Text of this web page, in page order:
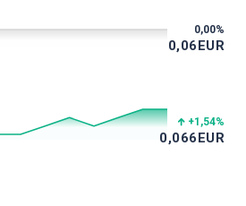
0,00%
0,06EUR
+1,54%
0,066EUR